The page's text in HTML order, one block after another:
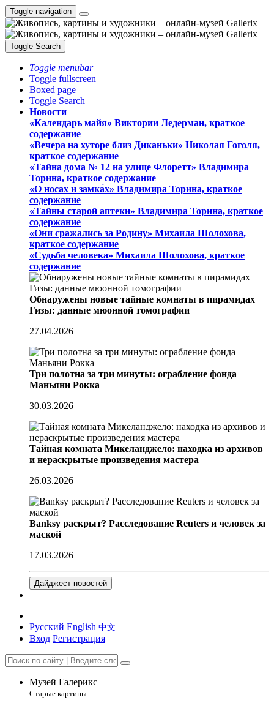
Toggle navigation
Toggle Search
Toggle menubar
Toggle fullscreen
Boxed page
Toggle Search
Новости
«Календарь майя» Виктории Ледерман, краткое
содержание
«Вечера на хуторе близ Диканьки» Николая Гоголя,
краткое содержание
«Тайна дома № 12 на улице Флоретт» Владимира
Торина, краткое содержание
«О носах и замка́х» Владимира Торина, краткое
содержание
«Тайны старой аптеки» Владимира Торина, краткое
содержание
«Они сражались за Родину» Михаила Шолохова,
краткое содержание
«Судьба человека» Михаила Шолохова, краткое
содержание
Обнаружены новые тайные комнаты в пирамидах
Гизы: данные мюонной томографии
27.04.2026
Три полотна за три минуты: ограбление фонда
Маньяни Рокка
30.03.2026
Тайная комната Микеланджело: находка из архивов
и нераскрытые произведения мастера
26.03.2026
Banksy раскрыт? Расследование Reuters и человек за
маской
17.03.2026
Дайджест новостей
Русский English 中文
Вход Регистрация
Музей Галерикс
Старые картины